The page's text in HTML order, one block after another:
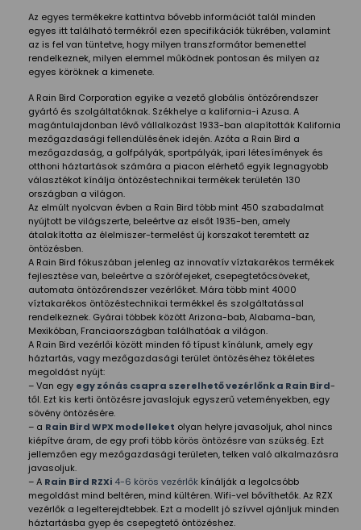
Az egyes termékekre kattintva bővebb információt talál minden
egyes itt található termékről ezen specifikációk tükrében, valamint
az is fel van tüntetve, hogy milyen transzformátor bemenettel
rendelkeznek, milyen elemmel működnek pontosan és milyen az
egyes köröknek a kimenete.
A Rain Bird Corporation egyike a vezető globális öntözőrendszer
gyártó és szolgáltatóknak. Székhelye a kalifornia-i Azusa. A
magántulajdonban lévő vállalkozást 1933-ban alapították Kalifornia
mezőgazdasági fellendülésének idején. Azóta a Rain Bird a
mezőgazdaság, a golfpályák, sportpályák, ipari létesímények és
otthoni háztartások számára a piacon elérhető egyik legnagyobb
választékot kínálja öntözéstechnikai termékek területén 130
országban a világon.
Az elmúlt nyolcvan évben a Rain Bird több mint 450 szabadalmat
nyújtott be világszerte, beleértve az elsőt 1935-ben, amely
átalakította az élelmiszer-termelést új korszakot teremtett az
öntözésben.
A Rain Bird fókuszában jelenleg az innovatív víztakarékos termékek
fejlesztése van, beleértve a szórófejeket, csepegtetőcsöveket,
automata öntözőrendszer vezérlőket. Mára több mint 4000
víztakarékos öntözéstechnikai termékkel és szolgáltatással
rendelkeznek. Gyárai többek között Arizona-bab, Alabama-ban,
Mexikóban, Franciaországban találhatóak a világon.
A Rain Bird vezérlői között minden fő típust kínálunk, amely egy
háztartás, vagy mezőgazdasági terület öntözéséhez tökéletes
megoldást nyújt:
– Van egy egy zónás csapra szerelhető vezérlőnk a Rain Bird-
től. Ezt kis kerti öntözésre javaslojuk egyszerű veteményekben, egy
sövény öntözésére.
– a Rain Bird WPX modelleket olyan helyre javasoljuk, ahol nincs
kiépítve áram, de egy profi több körös öntözésre van szükség. Ezt
jellemzően egy mezőgazdasági területen, telken való alkalmazásra
javasoljuk.
– A Rain Bird RZXi 4-6 körös vezérlők kínálják a legolcsóbb
megoldást mind beltéren, mind kültéren. Wifi-vel bővíthetők. Az RZX
vezérlők a legelterejdtebbek. Ezt a modellt jó szívvel ajánljuk minden
háztartásba gyep és csepegtető öntözéshez.